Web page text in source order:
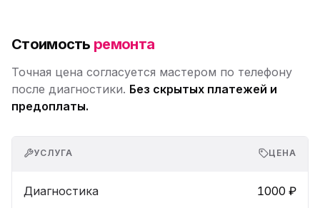
Стоимость ремонта
Точная цена согласуется мастером по телефону
после диагностики. Без скрытых платежей и
предоплаты.
УСЛУГА ЦЕНА
Диагностика 1000 ₽